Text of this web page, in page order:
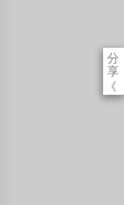
分
享
《